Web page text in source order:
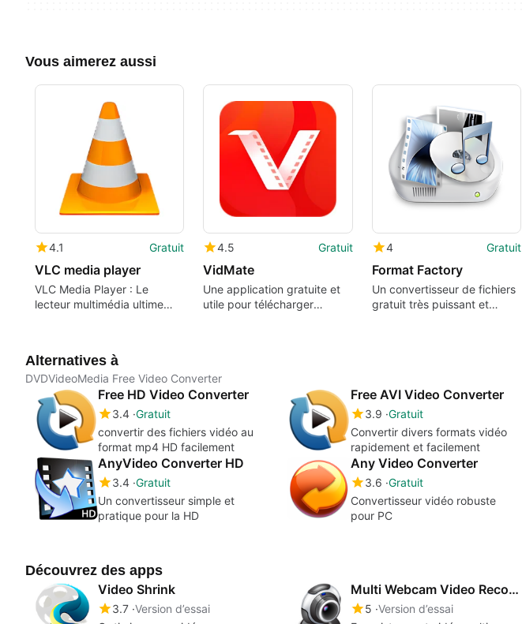
Vous aimerez aussi
4.1 Gratuit
VLC media player
VLC Media Player : Le
lecteur multimédia ultime
4.5 Gratuit
VidMate
Une application gratuite et
utile pour télécharger
4 Gratuit
Format Factory
Un convertisseur de fichiers
gratuit très puissant et
Alternatives à
DVDVideoMedia Free Video Converter
Free HD Video Converter
3.4 Gratuit
convertir des fichiers vidéo au
format mp4 HD facilement
Free AVI Video Converter
3.9 Gratuit
Convertir divers formats vidéo
rapidement et facilement
AnyVideo Converter HD
3.4 Gratuit
Un convertisseur simple et
pratique pour la HD
Any Video Converter
3.6 Gratuit
Convertisseur vidéo robuste
pour PC
Découvrez des apps
Video Shrink
3.7 Version d’essai
Multi Webcam Video Recorder Free
5 Version d’essai